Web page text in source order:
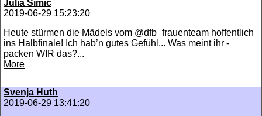
Julia Simic
2019-06-29 15:23:20
Heute stürmen die Mädels vom @dfb_frauenteam hoffentlich
ins Halbfinale! Ich hab’n gutes Gefühl... Was meint ihr -
packen WIR das?...
More
Svenja Huth
2019-06-29 13:41:20